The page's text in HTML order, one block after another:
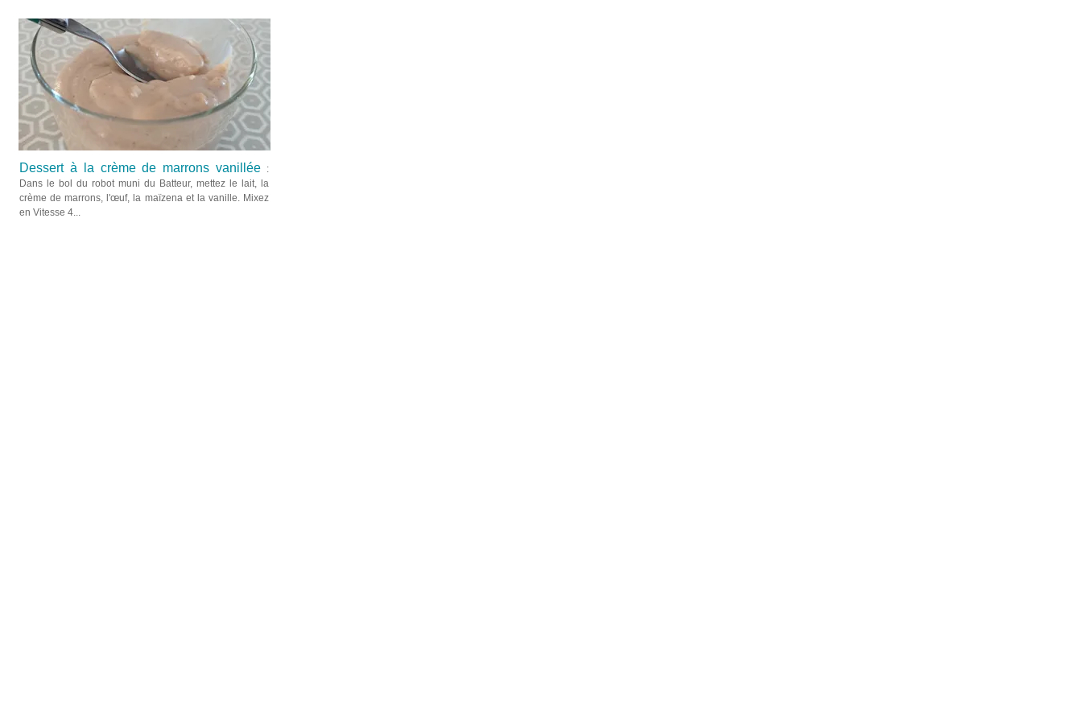
Dessert à la crème de marrons vanillée :
Dans le bol du robot muni du Batteur, mettez le lait, la
crème de marrons, l'œuf, la maïzena et la vanille. Mixez
en Vitesse 4...